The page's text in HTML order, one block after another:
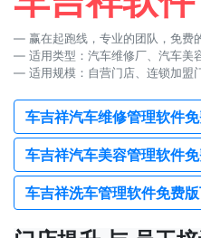
赢在起跑线，专业的团队，免费
适用类型：汽车维修厂、汽车美
适用规模：自营门店、连锁加盟
车吉祥汽车维修管理软件
车吉祥汽车美容管理软件
车吉祥洗车管理软件免费